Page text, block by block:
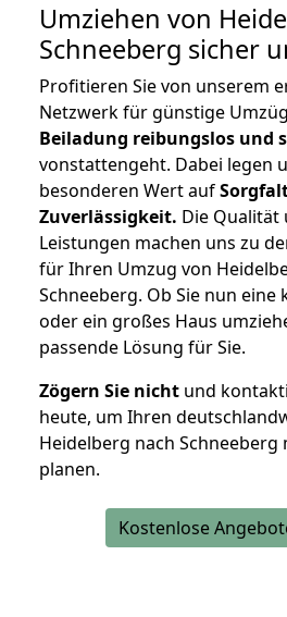
Umziehen von
Schneeberg sicher
Profitieren Sie von unserem
Netzwerk für günstige
Beiladung reibungslos und
vonstattengeht. Dabei legen
besonderen Wert auf
Zuverlässigkeit. Die Qualität
Leistungen machen uns zu
für Ihren Umzug von
Schneeberg. Ob Sie nun eine
oder ein großes Haus
passende Lösung für Sie.
Zögern Sie nicht und
heute, um Ihren
Heidelberg nach Schneeberg
planen.
Kostenlose